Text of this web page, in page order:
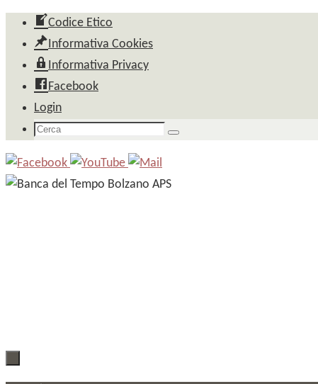
Salta
contenuto
Codice Etico
Informativa Cookies
Informativa Privacy
Facebook
Login
Cerca
Cerca